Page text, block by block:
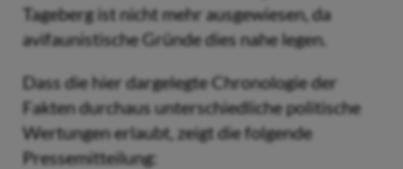
Tageberg ist nicht mehr ausgewiesen, da
avifaunistische Gründe dies nahe legen.
Dass die hier dargelegte Chronologie der
Fakten durchaus unterschiedliche politische
Wertungen erlaubt, zeigt die folgende
Pressemitteilung: